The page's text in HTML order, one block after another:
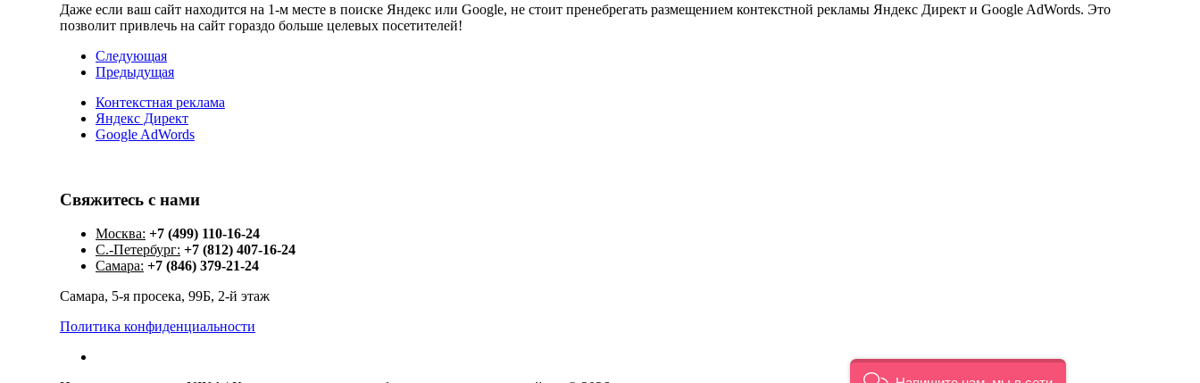
Даже если ваш сайт находится на 1-м месте в поиске Яндекс или Google, не стоит пренебрегать размещением контекстной рекламы Яндекс Директ и Google AdWords. Это
позволит привлечь на сайт гораздо больше целевых посетителей!
Следующая
Предыдущая
Контекстная реклама
Яндекс Директ
Google AdWords
Свяжитесь с нами
Москва: +7 (499) 110-16-24
С.-Петербург: +7 (812) 407-16-24
Самара: +7 (846) 379-21-24
Самара, 5-я просека, 99Б, 2-й этаж
Политика конфиденциальности